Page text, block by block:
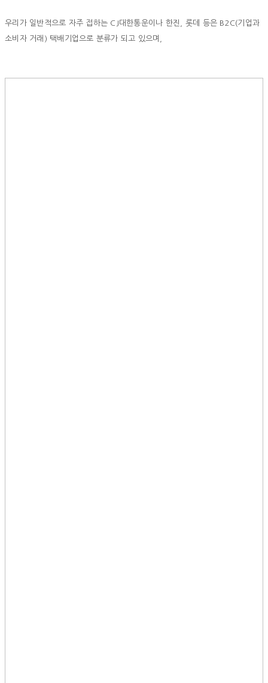
우리가 일반적으로 자주 접하는 CJ대한통운이나 한진, 롯데 등은 B2C(기업과
소비자 거래) 택배기업으로 분류가 되고 있으며,